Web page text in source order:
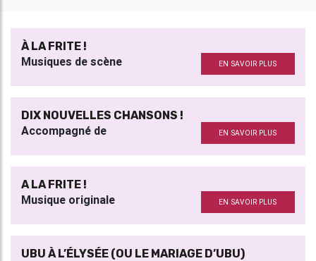
À LA FRITE !
Musiques de scène EN SAVOIR PLUS
DIX NOUVELLES CHANSONS !
Accompagné de EN SAVOIR PLUS
A LA FRITE !
Musique originale EN SAVOIR PLUS
UBU À L’ÉLYSÉE (OU LE MARIAGE D’UBU)